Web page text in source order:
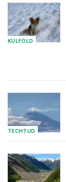
KÜLFÖLD
TECHTUD